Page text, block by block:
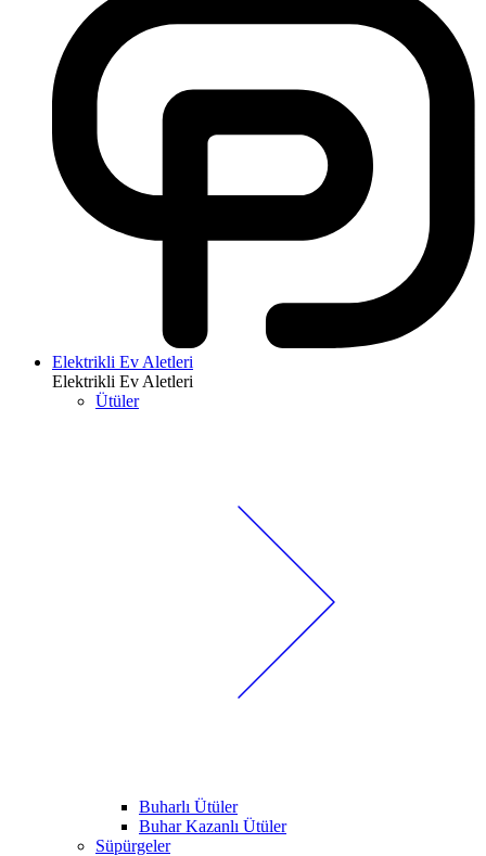
Elektrikli Ev Aletleri
Elektrikli Ev Aletleri
Ütüler
Buharlı Ütüler
Buhar Kazanlı Ütüler
Süpürgeler